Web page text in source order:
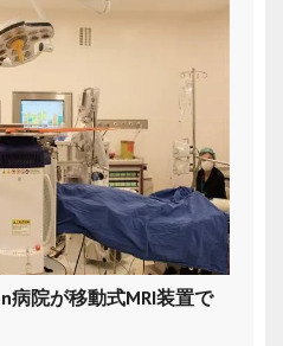
病院が移動式MRI装置で